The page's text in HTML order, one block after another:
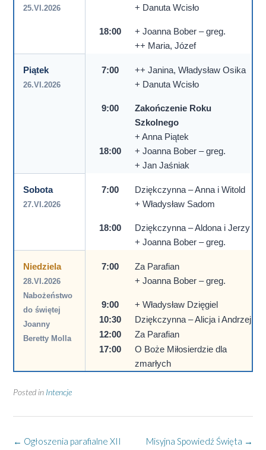
25.VI.2026
+ Danuta Wcisło
18:00
+ Joanna Bober – greg.
++ Maria, Józef
Piątek
26.VI.2026
7:00
++ Janina, Władysław Osika
+ Danuta Wcisło
9:00
Zakończenie Roku
Szkolnego
+ Anna Piątek
18:00
+ Joanna Bober – greg.
+ Jan Jaśniak
Sobota
27.VI.2026
7:00
Dziękczynna – Anna i Witold
+ Władysław Sadom
18:00
Dziękczynna – Aldona i Jerzy
+ Joanna Bober – greg.
Niedziela
28.VI.2026
Nabożeństwo
do świętej
Joanny
Beretty Molla
7:00
Za Parafian
+ Joanna Bober – greg.
9:00
+ Władysław Dzięgiel
10:30
Dziękczynna – Alicja i Andrzej
12:00
Za Parafian
17:00
O Boże Miłosierdzie dla
zmarłych
Posted in Intencje
Post
Misyjna Spowiedź Święta →
← Ogłoszenia parafialne XII